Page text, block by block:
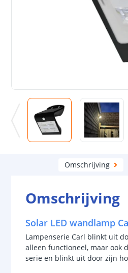
Omschrijving
Omschrijving
Solar LED wandlamp
Lampenserie Carl blinkt uit
alleen functioneel, maar ook
serie en blinkt uit door zijn